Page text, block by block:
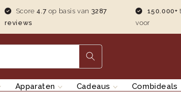
Score 4.7 op basis van 3287
reviews
150.000+
voor
Apparaten Cadeaus Combideals